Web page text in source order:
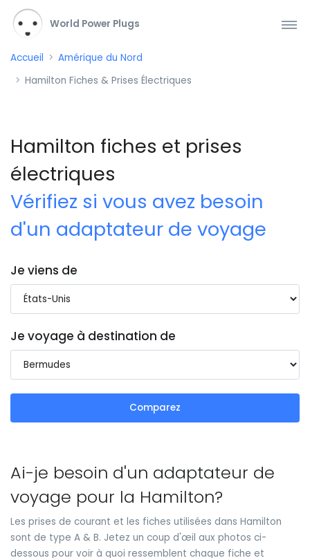
World Power Plugs
Accueil
Amérique du Nord
Hamilton Fiches & Prises Électriques
Hamilton fiches et prises
électriques
Vérifiez si vous avez besoin
d'un adaptateur de voyage
Je viens de
Je voyage à destination de
Comparez
Ai-je besoin d'un adaptateur de
voyage pour la Hamilton?
Les prises de courant et les fiches utilisées dans Hamilton
sont de type A & B. Jetez un coup d'œil aux photos ci-
dessous pour voir à quoi ressemblent chaque fiche et